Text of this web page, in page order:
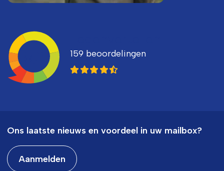
159 beoordelingen
Ons laatste nieuws en voordeel in uw mailbox?
Aanmelden